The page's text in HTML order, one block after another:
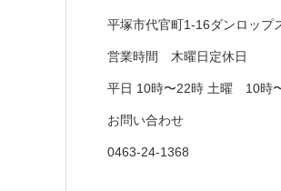
平塚市代官町1-16ダンロップ
営業時間 木曜日定休日
平日 10時〜22時 土曜 10
お問い合わせ
0463-24-1368